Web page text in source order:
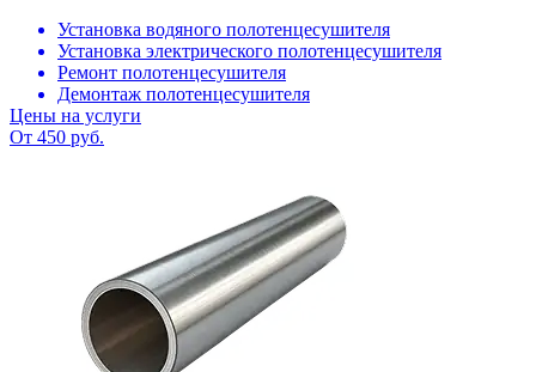
Установка водяного полотенцесушителя
Установка электрического полотенцесушителя
Ремонт полотенцесушителя
Демонтаж полотенцесушителя
Цены на услуги
От 450 руб.